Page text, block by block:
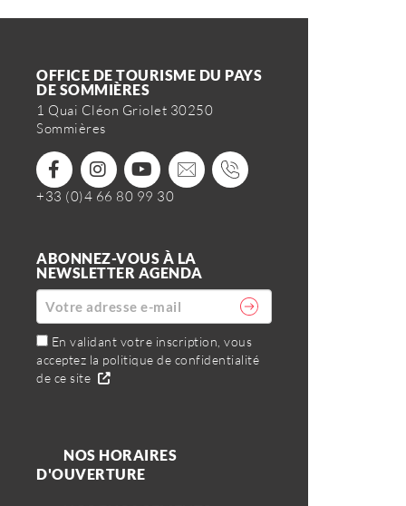
OFFICE DE TOURISME DU PAYS
DE SOMMIÈRES
1 Quai Cléon Griolet 30250
Sommières
+33 (0)4 66 80 99 30
ABONNEZ-VOUS À LA
NEWSLETTER AGENDA
En validant votre inscription, vous
acceptez la politique de confidentialité
de ce site
NOS HORAIRES
D'OUVERTURE